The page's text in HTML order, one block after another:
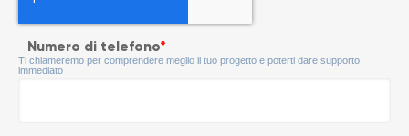
Numero di telefono*
Ti chiameremo per comprendere meglio il tuo progetto e poterti dare supporto
immediato